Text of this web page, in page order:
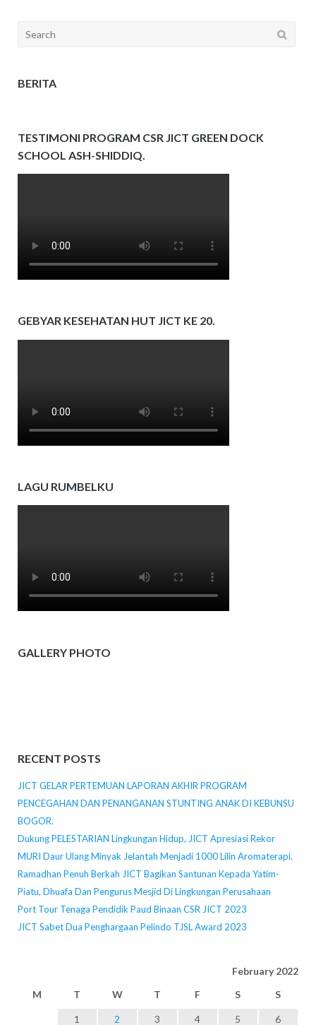
Search
BERITA
TESTIMONI PROGRAM CSR JICT GREEN DOCK
SCHOOL ASH-SHIDDIQ.
GEBYAR KESEHATAN HUT JICT KE 20.
LAGU RUMBELKU
GALLERY PHOTO
RECENT POSTS
JICT GELAR PERTEMUAN LAPORAN AKHIR PROGRAM
PENCEGAHAN DAN PENANGANAN STUNTING ANAK DI KEBUNSU
BOGOR.
Dukung PELESTARIAN Lingkungan Hidup, JICT Apresiasi Rekor
MURI Daur Ulang Minyak Jelantah Menjadi 1000 Lilin Aromaterapi.
Ramadhan Penuh Berkah JICT Bagikan Santunan Kepada Yatim-
Piatu, Dhuafa Dan Pengurus Mesjid Di Lingkungan Perusahaan
Port Tour Tenaga Pendidik Paud Binaan CSR JICT 2023
JICT Sabet Dua Penghargaan Pelindo TJSL Award 2023
February 2022
M
T W T F S S
1 2 3 4 5 6